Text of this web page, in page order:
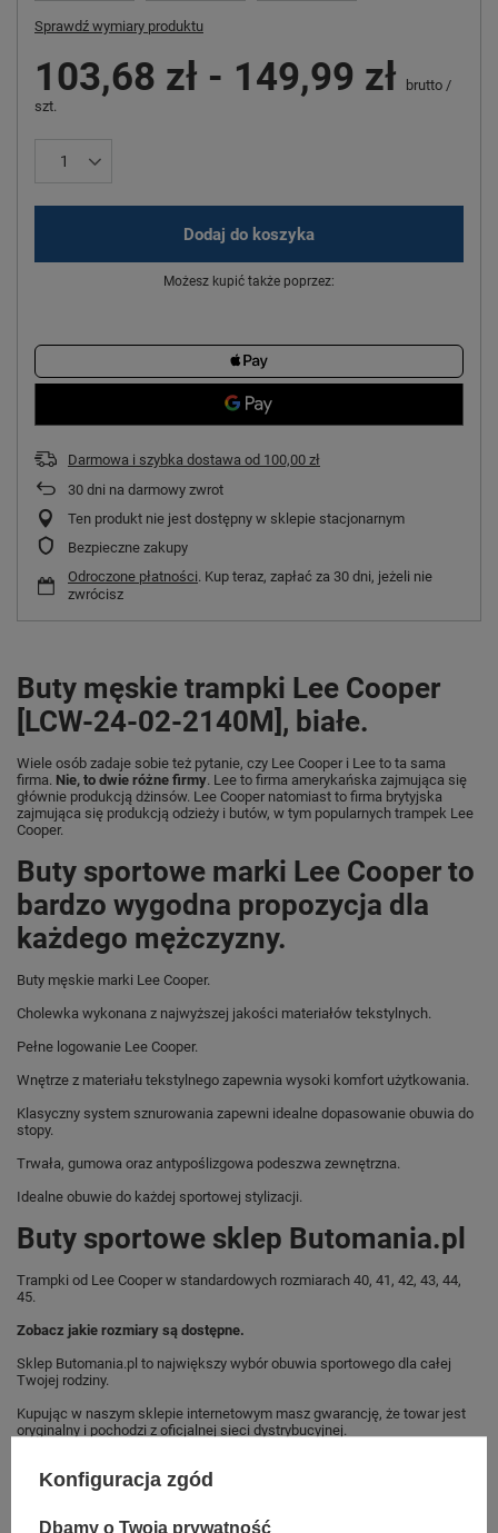
Sprawdź wymiary produktu
103,68 zł - 149,99 zł brutto /
szt.
Dodaj do koszyka
Możesz kupić także poprzez:
Darmowa i szybka dostawa od 100,00 zł
30 dni na darmowy zwrot
Ten produkt nie jest dostępny w sklepie stacjonarnym
Bezpieczne zakupy
Odroczone płatności. Kup teraz, zapłać za 30 dni, jeżeli nie
zwrócisz
Buty męskie trampki Lee Cooper
[LCW-24-02-2140M], białe.
Wiele osób zadaje sobie też pytanie, czy Lee Cooper i Lee to ta sama
firma. Nie, to dwie różne firmy. Lee to firma amerykańska zajmująca się
głównie produkcją dżinsów. Lee Cooper natomiast to firma brytyjska
zajmująca się produkcją odzieży i butów, w tym popularnych trampek Lee
Cooper.
Buty sportowe marki Lee Cooper to
bardzo wygodna propozycja dla
każdego mężczyzny.
Buty męskie marki Lee Cooper.
Cholewka wykonana z najwyższej jakości materiałów tekstylnych.
Pełne logowanie Lee Cooper.
Wnętrze z materiału tekstylnego zapewnia wysoki komfort użytkowania.
Klasyczny system sznurowania zapewni idealne dopasowanie obuwia do
stopy.
Trwała, gumowa oraz antypoślizgowa podeszwa zewnętrzna.
Idealne obuwie do każdej sportowej stylizacji.
Buty sportowe sklep Butomania.pl
Trampki od Lee Cooper w standardowych rozmiarach 40, 41, 42, 43, 44,
45.
Zobacz jakie rozmiary są dostępne.
Sklep Butomania.pl to największy wybór obuwia sportowego dla całej
Twojej rodziny.
Kupując w naszym sklepie internetowym masz gwarancję, że towar jest
oryginalny i pochodzi z oficjalnej sieci dystrybucyjnej.
podania przyczyny.
Konfiguracja zgód
Dbamy o Twoją prywatność